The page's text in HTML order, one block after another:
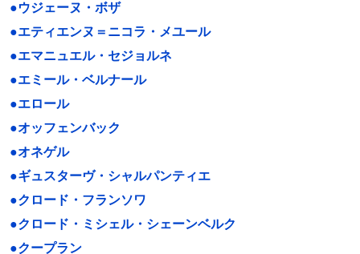
●ウジェーヌ・ボザ
●エティエンヌ＝ニコラ・メユール
●エマニュエル・セジョルネ
●エミール・ベルナール
●エロール
●オッフェンバック
●オネゲル
●ギュスターヴ・シャルパンティエ
●クロード・フランソワ
●クロード・ミシェル・シェーンベルク
●クープラン